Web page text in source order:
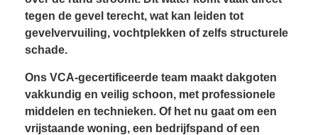
tegen de gevel terecht, wat kan leiden tot
gevelvervuiling, vochtplekken of zelfs structurele
schade.
Ons VCA-gecertificeerde team maakt dakgoten
vakkundig en veilig schoon, met professionele
middelen en technieken. Of het nu gaat om een
vrijstaande woning, een bedrijfspand of een